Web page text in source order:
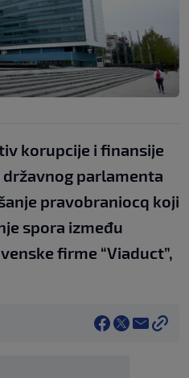
korupcije i finansije
parlamenta
pravobraniocq koji
spora između
firme “Viaduct”,